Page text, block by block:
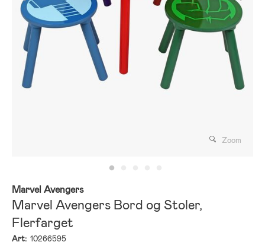
Zoom
Marvel Avengers
Marvel Avengers Bord og Stoler,
Flerfarget
Art: 10266595